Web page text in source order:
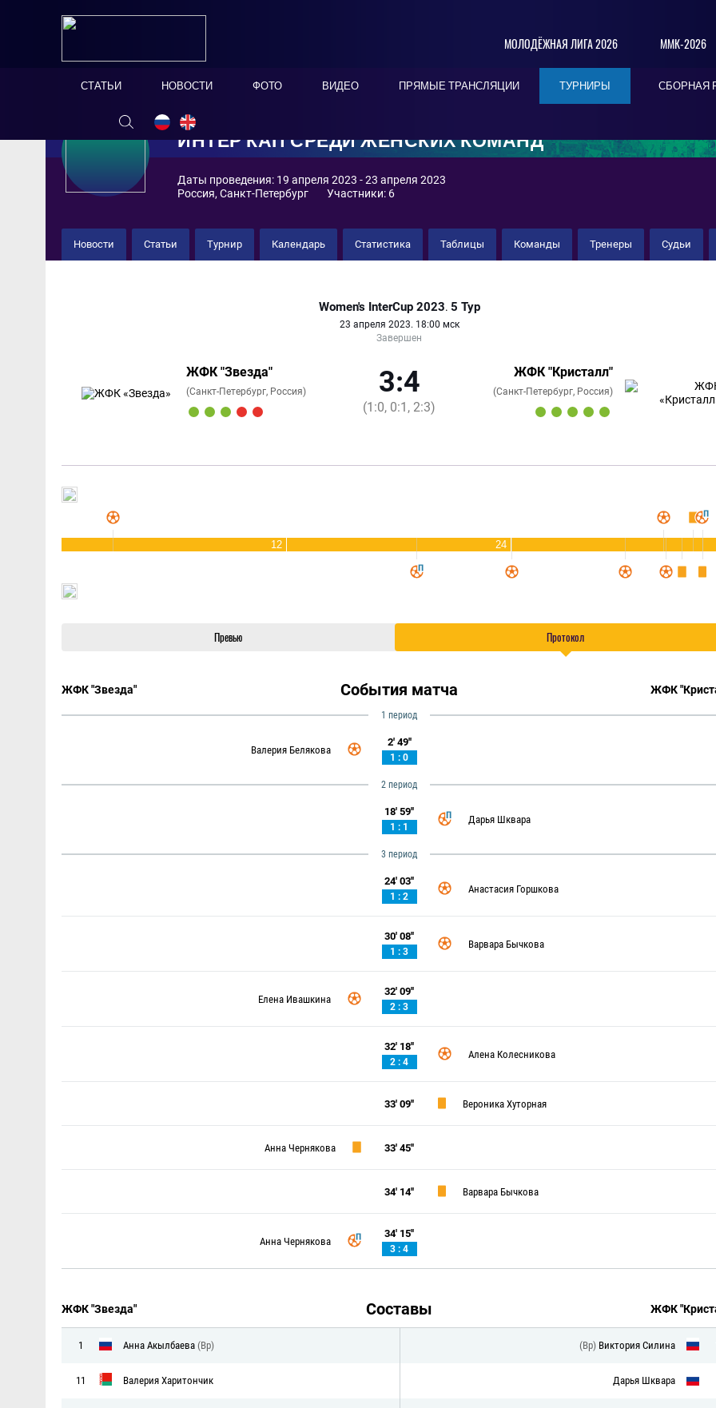
МОЛОДЁЖНАЯ ЛИГА 2026 ММК-2026
СТАТЬИ НОВОСТИ ФОТО ВИДЕО ПРЯМЫЕ ТРАНСЛЯЦИИ ТУРНИРЫ СБОРНАЯ
ИНТЕР КАП СРЕДИ ЖЕНСКИХ КОМАНД
Даты проведения: 19 апреля 2023 - 23 апреля 2023
Россия, Санкт-Петербург
Участники: 6
Новости Статьи Турнир Календарь Статистика Таблицы Команды Тренеры Судьи
Women's InterCup 2023. 5 Тур
23 апреля 2023. 18:00 мск
Завершен
ЖФК "Звезда"
(Санкт-Петербург, Россия) 3:4
(1:0, 0:1, 2:3)
ЖФК "Кристалл"
(Санкт-Петербург, Россия)
12 24
Превью Протокол
ЖФК "Звезда" События матча ЖФК
1 период
Валерия Белякова
2' 49''
1 : 0
2 период
18' 59''
1 : 1
Дарья Шквара
3 период
24' 03''
1 : 2
Анастасия Горшкова
30' 08''
1 : 3
Варвара Бычкова
Елена Ивашкина
32' 09''
2 : 3
32' 18''
2 : 4
Алена Колесникова
33' 09'' Вероника Хуторная
Анна Чернякова 33' 45''
34' 14'' Варвара Бычкова
Анна Чернякова
34' 15''
3 : 4
ЖФК "Звезда" Составы ЖФК
1 Анна Акылбаева (Вр)
11 Валерия Харитончик
(Вр) Виктория Силина
Дарья Шквара